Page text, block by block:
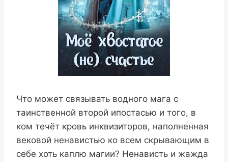
Что может связывать водного мага с
таинственной второй ипостасью и того, в
ком течёт кровь инквизиторов, наполненная
вековой ненавистью ко всем скрывающим в
себе хоть каплю магии? Ненависть и жажда